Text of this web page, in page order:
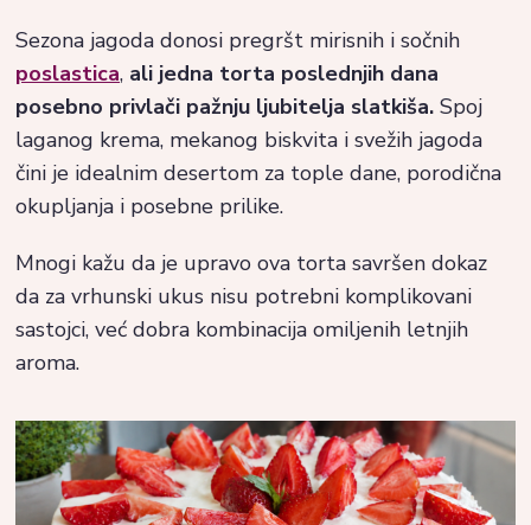
Sezona jagoda donosi pregršt mirisnih i sočnih
poslastica, ali jedna torta poslednjih dana
posebno privlači pažnju ljubitelja slatkiša. Spoj
laganog krema, mekanog biskvita i svežih jagoda
čini je idealnim desertom za tople dane, porodična
okupljanja i posebne prilike.
Mnogi kažu da je upravo ova torta savršen dokaz
da za vrhunski ukus nisu potrebni komplikovani
sastojci, već dobra kombinacija omiljenih letnjih
aroma.